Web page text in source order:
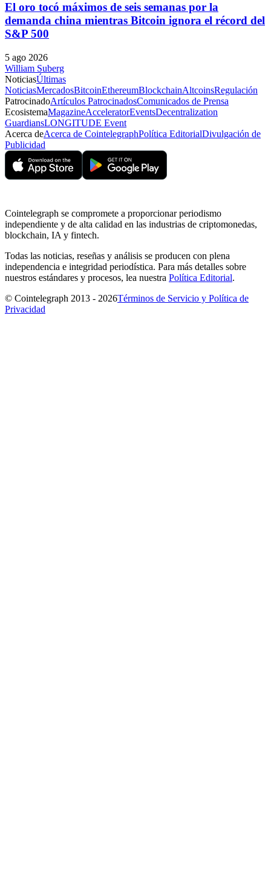
El oro tocó máximos de seis semanas por la
demanda china mientras Bitcoin ignora el récord del
S&P 500
5 ago 2026
William Suberg
NoticiasÚltimas
NoticiasMercadosBitcoinEthereumBlockchainAltcoinsRegulación
PatrocinadoArtículos PatrocinadosComunicados de Prensa
EcosistemaMagazineAcceleratorEventsDecentralization
GuardiansLONGITUDE Event
Acerca deAcerca de CointelegraphPolítica EditorialDivulgación de
Publicidad
Cointelegraph se compromete a proporcionar periodismo
independiente y de alta calidad en las industrias de criptomonedas,
blockchain, IA y fintech.
Todas las noticias, reseñas y análisis se producen con plena
independencia e integridad periodística. Para más detalles sobre
nuestros estándares y procesos, lea nuestra Política Editorial.
© Cointelegraph 2013 - 2026Términos de Servicio y Política de
Privacidad